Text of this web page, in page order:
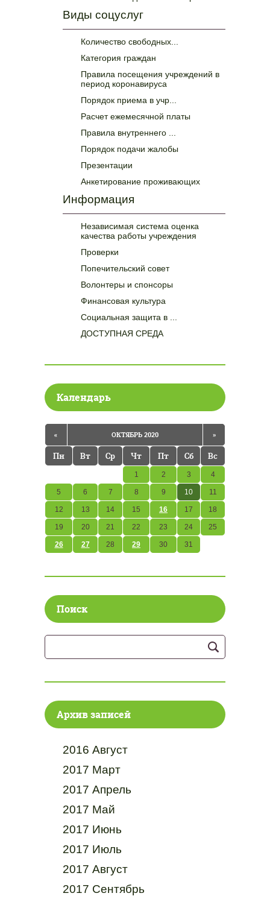
Виды соцуслуг
Количество свободных...
Категория граждан
Правила посещения учреждений в
период коронавируса
Порядок приема в учр...
Расчет ежемесячной платы
Правила внутреннего ...
Порядок подачи жалобы
Презентации
Анкетирование проживающих
Информация
Независимая система оценка
качества работы учреждения
Проверки
Попечительский совет
Волонтеры и спонсоры
Финансовая культура
Социальная защита в ...
ДОСТУПНАЯ СРЕДА
Календарь
« ОКТЯБРЬ 2020 »
Пн Вт Ср Чт Пт Сб Вс
1 2 3 4
5 6 7 8 9 10 11
12 13 14 15 16 17 18
19 20 21 22 23 24 25
26 27 28 29 30 31
Поиск
Архив записей
2016 Август
2017 Март
2017 Апрель
2017 Май
2017 Июнь
2017 Июль
2017 Август
2017 Сентябрь